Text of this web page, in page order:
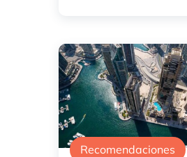
Recomendaciones